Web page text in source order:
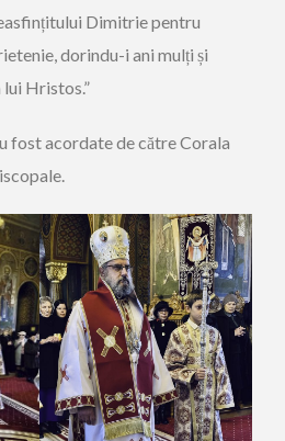
Dimitrie pentru
dorindu-i ani mulți și
Hristos.”
fost acordate de către Corala